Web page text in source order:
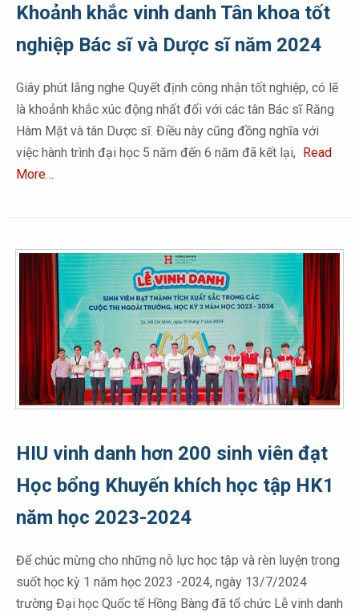
Khoảnh khắc vinh danh Tân khoa tốt
nghiệp Bác sĩ và Dược sĩ năm 2024
Giây phút lắng nghe Quyết định công nhận tốt nghiệp, có lẽ
là khoảnh khắc xúc động nhất đối với các tân Bác sĩ Răng
Hàm Mặt và tân Dược sĩ. Điều này cũng đồng nghĩa với
việc hành trình đại học 5 năm đến 6 năm đã kết lại, Read
More…
HIU vinh danh hơn 200 sinh viên đạt
Học bổng Khuyến khích học tập HK1
năm học 2023-2024
Để chúc mừng cho những nỗ lực học tập và rèn luyện trong
suốt học kỳ 1 năm học 2023 -2024, ngày 13/7/2024
trường Đại học Quốc tế Hồng Bàng đã tổ chức Lễ vinh danh